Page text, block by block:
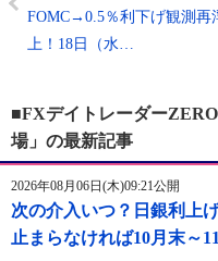
FOMC→0.5％利下げ観測再
上！18日（水…
■FXデイトレーダー
場」の最新記事
2026年08月06日(木)09:21公開
次の介入いつ？日銀利上
止まらなければ10月末～